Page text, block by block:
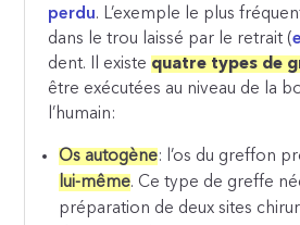
perdu. L’exemple le plus
dans le trou laissé par le retrait (
dent. Il existe quatre types de
être exécutées au niveau de la
l’humain:
Os autogène: l’os du greffon
lui-même. Ce type de greffe
préparation de deux sites